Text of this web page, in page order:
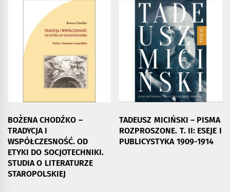
BOŻENA CHODŹKO –
TRADYCJA I
WSPÓŁCZESNOŚĆ. OD
ETYKI DO SOCJOTECHNIKI.
STUDIA O LITERATURZE
STAROPOLSKIEJ
TADEUSZ MICIŃSKI – PISMA
ROZPROSZONE. T. II: ESEJE I
PUBLICYSTYKA 1909-1914